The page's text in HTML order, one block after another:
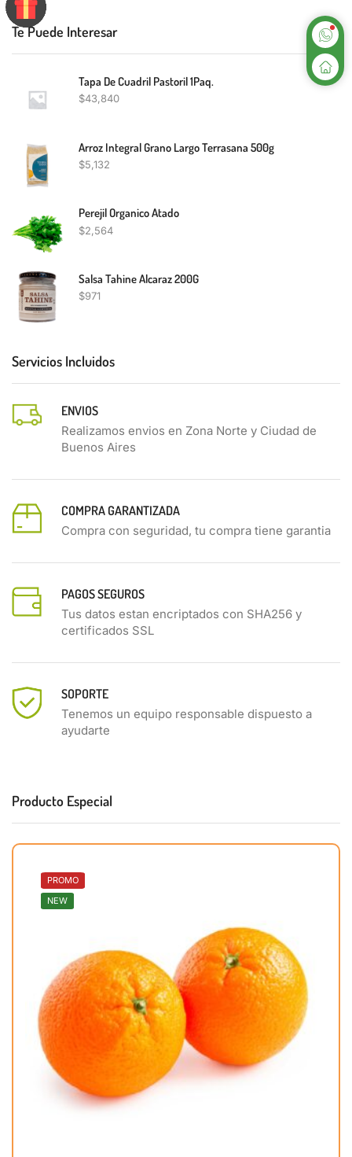
Te Puede Interesar
Tapa De Cuadril Pastoril 1Paq.
$43,840
Arroz Integral Grano Largo Terrasana 500g
$5,132
Perejil Organico Atado
$2,564
Salsa Tahine Alcaraz 200G
$971
Servicios Incluidos
ENVIOS
Realizamos envios en Zona Norte y Ciudad de
Buenos Aires
COMPRA GARANTIZADA
Compra con seguridad, tu compra tiene garantia
PAGOS SEGUROS
Tus datos estan encriptados con SHA256 y
certificados SSL
SOPORTE
Tenemos un equipo responsable dispuesto a
ayudarte
Producto Especial
PROMO
NEW